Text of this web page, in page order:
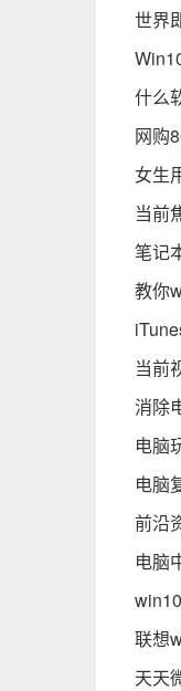
世界
什么
网购
女生
当前
笔记
教你
当前
消除
电脑
电脑
前沿
电脑
联想
天天